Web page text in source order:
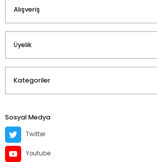
Alışveriş
Üyelik
Kategoriler
Sosyal Medya
Twitter
Youtube